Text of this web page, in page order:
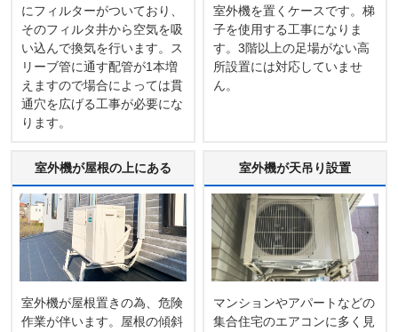
にフィルターがついており、
そのフィルタ井から空気を吸
い込んで換気を行います。ス
リーブ管に通す配管が1本増
えますので場合によっては貫
通穴を広げる工事が必要にな
ります。
室外機を置くケースです。梯
子を使用する工事になりま
す。3階以上の足場がない高
所設置には対応していませ
ん。
室外機が屋根の上にある
室外機が屋根置きの為、危険
作業が伴います。屋根の傾斜
室外機が天吊り設置
マンションやアパートなどの
集合住宅のエアコンに多く見